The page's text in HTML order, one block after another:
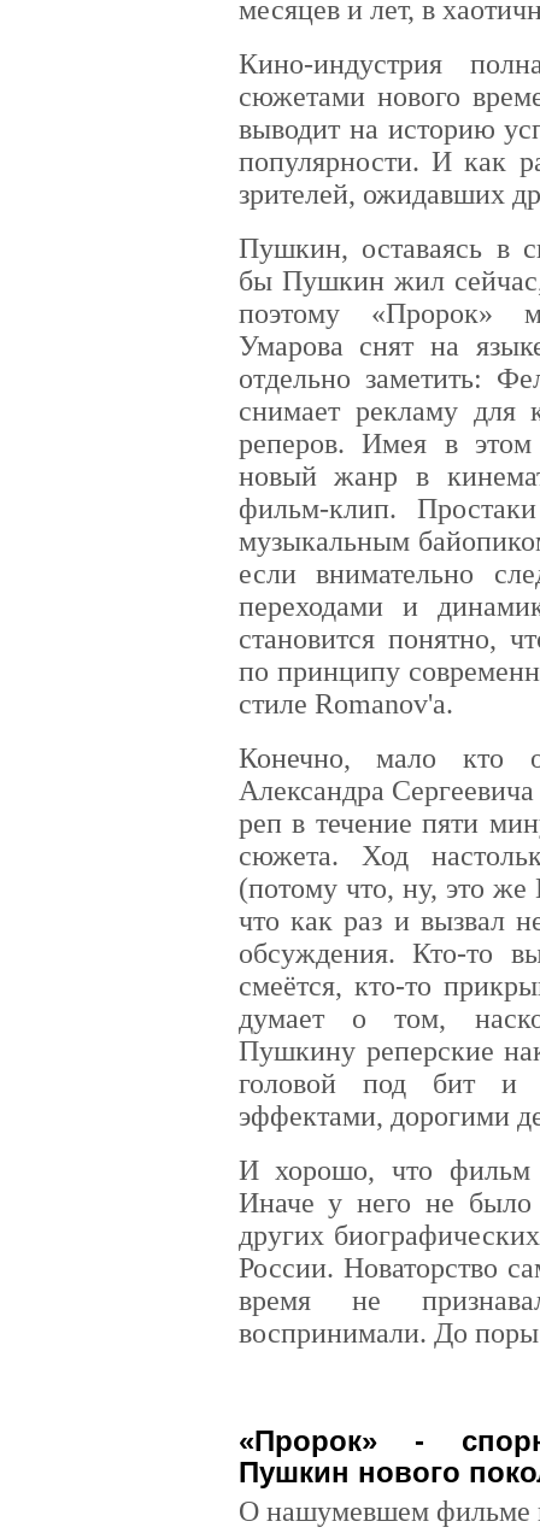
месяцев и лет, в
Кино-индустрия
сюжетами нового
выводит на историю
популярности. И как
зрителей, ожидавших
Пушкин, оставаясь в
бы Пушкин жил
поэтому «Пророк»
Умарова снят на
отдельно заметить:
снимает рекламу
реперов. Имея в
новый жанр в
фильм-клип.
музыкальным
если внимательно
переходами и
становится понятно,
по принципу
стиле Romanov'а.
Конечно, мало кто
Александра
реп в течение пяти
сюжета. Ход
(потому что, ну, это
что как раз и вызвал
обсуждения. Кто-то
смеётся, кто-то
думает о том,
Пушкину реперские
головой под бит и
эффектами, дорогими
И хорошо, что фильм
Иначе у него не
других
России. Новаторство
время не
воспринимали. До
«Пророк» -
Пушкин нового
О нашумевшем фильме